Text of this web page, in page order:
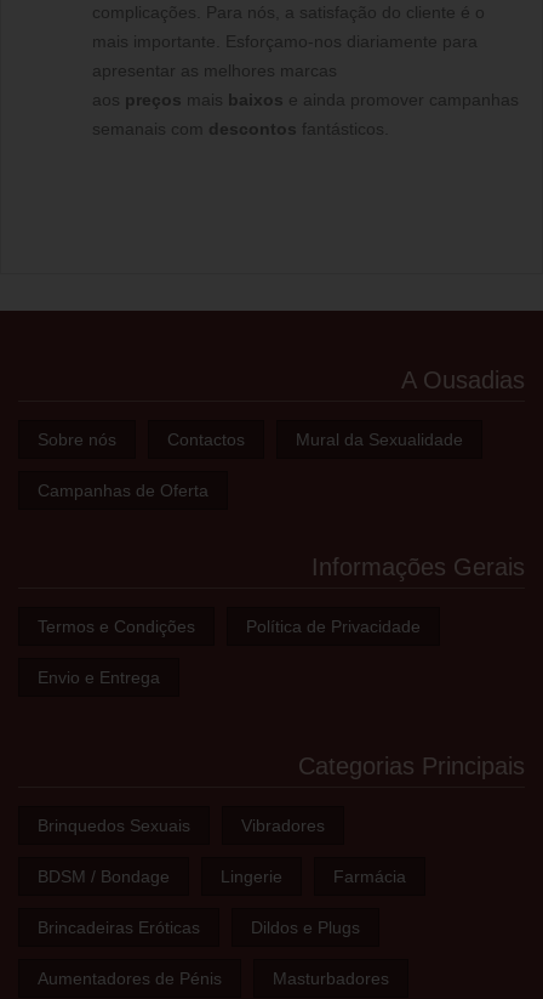
complicações. Para nós, a satisfação do cliente é o
mais importante. Esforçamo-nos diariamente para
apresentar as melhores marcas
aos preços mais baixos e ainda promover campanhas
semanais com descontos fantásticos.
A Ousadias
Sobre nós Contactos Mural da Sexualidade
Campanhas de Oferta
Informações Gerais
Termos e Condições Política de Privacidade
Envio e Entrega
Categorias Principais
Brinquedos Sexuais Vibradores
BDSM / Bondage Lingerie Farmácia
Brincadeiras Eróticas Dildos e Plugs
Aumentadores de Pénis Masturbadores